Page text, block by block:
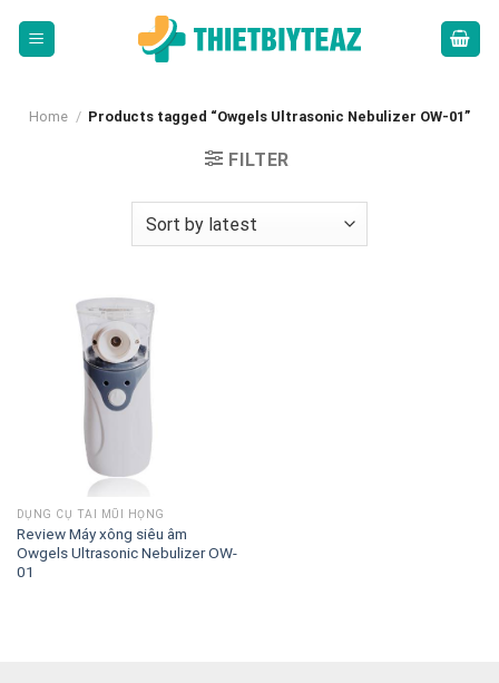
Home / Products tagged “Owgels Ultrasonic Nebulizer OW-01”
FILTER
DỤNG CỤ TAI MŨI HỌNG
Review Máy xông siêu âm
Owgels Ultrasonic Nebulizer OW-
01